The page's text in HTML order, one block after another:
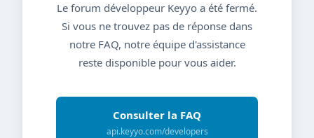
Le forum développeur Keyyo a été fermé.
Si vous ne trouvez pas de réponse dans
notre FAQ, notre équipe d'assistance
reste disponible pour vous aider.
Consulter la FAQ
api.keyyo.com/developers